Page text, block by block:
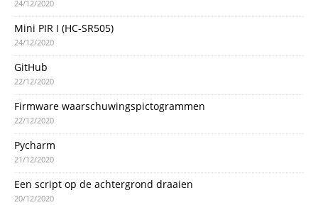
24/12/2020
Mini PIR I (HC-SR505)
24/12/2020
GitHub
22/12/2020
Firmware waarschuwingspictogrammen
22/12/2020
Pycharm
21/12/2020
Een script op de achtergrond draaien
20/12/2020